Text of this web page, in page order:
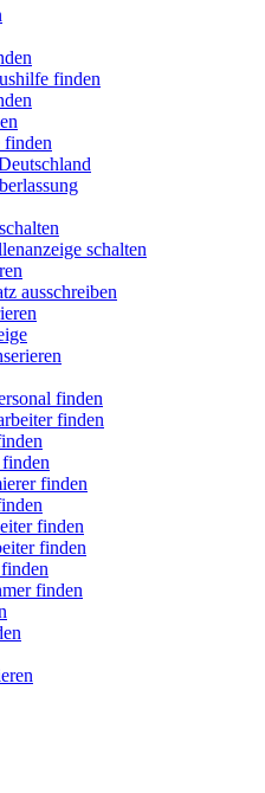
finden
finden
schalten
ausschreiben
finden
finden
finden
finden
finden
finden